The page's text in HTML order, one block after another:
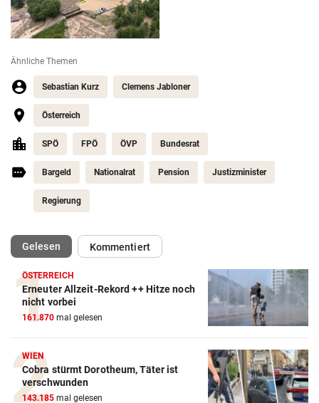
Ähnliche Themen
Sebastian Kurz Clemens Jabloner
Österreich
SPÖ FPÖ ÖVP Bundesrat
Bargeld Nationalrat Pension Justizminister
Regierung
Gelesen(ausgewählt)Kommentiert
ÖSTERREICH
Erneuter Allzeit-Rekord ++ Hitze noch
nicht vorbei
161.870 mal gelesen
WIEN
Cobra stürmt Dorotheum, Täter ist
verschwunden
143.185 mal gelesen